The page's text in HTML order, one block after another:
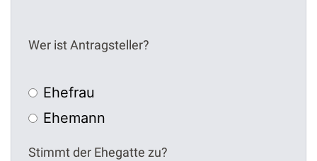
Wer ist Antragsteller?
Ehefrau
Ehemann
Stimmt der Ehegatte zu?